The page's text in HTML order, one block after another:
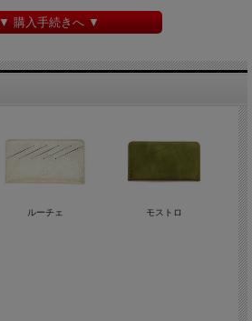
▼ 購入手続きへ ▼
ルーチェ モストロ